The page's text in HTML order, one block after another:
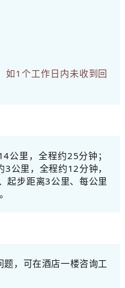
1个工作日内未收到回
公里，全程约25分钟；
公里，全程约12分钟，
起步距离3公里、每公里
，可在酒店一楼咨询工